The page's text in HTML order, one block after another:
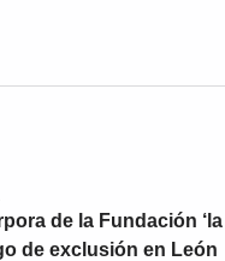
de la Fundación
de exclusión en León